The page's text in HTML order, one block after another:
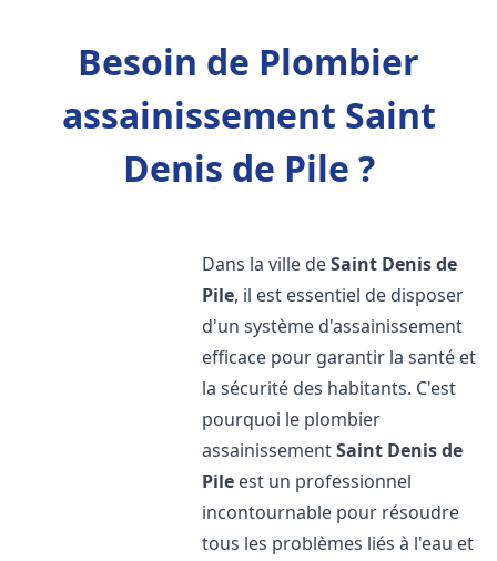
Besoin de Plombier
assainissement Saint
Denis de Pile ?
Dans la ville deSaint Denis de
Pile, il est essentiel de disposer
d'un système d'assainissement
efficace pour garantir la santé et
la sécurité des habitants. C'est
pourquoi le plombier
assainissementSaint Denis de
Pile est un professionnel
incontournable pour résoudre
tous les problèmes liés à l'eau et